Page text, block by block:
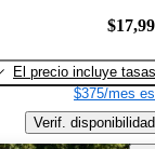
El precio incluye tasas
$375/mes
Verif. disponibilidad